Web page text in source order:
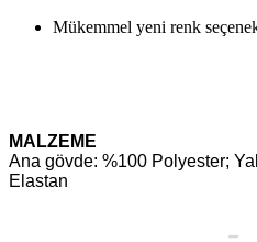
Mükemmel yeni renk
MALZEME
Ana gövde: %100 Polyester;
Elastan